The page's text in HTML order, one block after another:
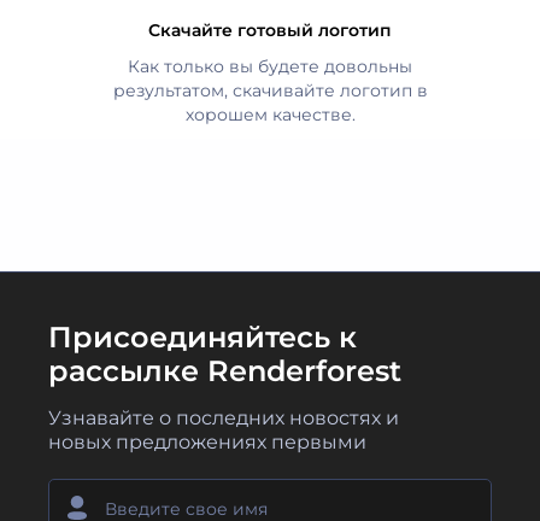
Скачайте готовый логотип
Как только вы будете довольны
результатом, скачивайте логотип в
хорошем качестве.
Присоединяйтесь к
рассылке Renderforest
Узнавайте о последних новостях и
новых предложениях первыми